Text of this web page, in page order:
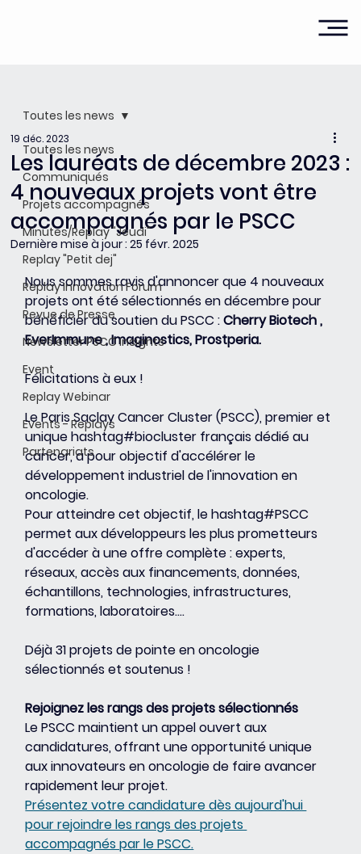
Toutes les news
Communiqués
Projets accompagnés
Minutes/Replay "Jeudi"
Replay "Petit dej"
Replay Innovation Forum
Revue de Presse
Newsletter PSCC Insights
Event
Replay Webinar
Events - Replays
Partenariats
Toutes les news
Les lauréats de décembre 2023 :
4 nouveaux projets vont être
accompagnés par le PSCC
19 déc. 2023
Dernière mise à jour :25 févr. 2025
Nous sommes ravis d'annoncer que 4 nouveaux
projets ont été sélectionnés en décembre pour
bénéficier du soutien du PSCC : Cherry Biotech ,
EverImmune , Imaginostics, Prostperia.
Félicitations à eux !
Le Paris Saclay Cancer Cluster (PSCC), premier et
unique hashtag#biocluster français dédié au
cancer, a pour objectif d'accélérer le
développement industriel de l'innovation en
oncologie.
Pour atteindre cet objectif, le hashtag#PSCC
permet aux développeurs les plus prometteurs
d'accéder à une offre complète : experts,
réseaux, accès aux financements, données,
échantillons, technologies, infrastructures,
formations, laboratoires....
Déjà 31 projets de pointe en oncologie
sélectionnés et soutenus !
Rejoignez les rangs des projets sélectionnés
Le PSCC maintient un appel ouvert aux
candidatures, offrant une opportunité unique
aux innovateurs en oncologie de faire avancer
rapidement leur projet.
Présentez votre candidature dès aujourd'hui
pour rejoindre les rangs des projets
accompagnés par le PSCC.